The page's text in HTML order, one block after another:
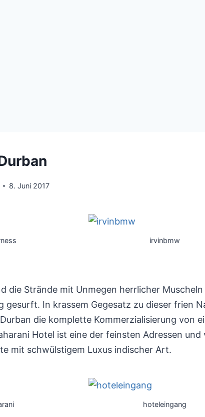
8. Juni 2017
irvinbmw
die Strände mit Unmegen herrlicher
gesurft. In krassem Gegesatz zu dieser frien
die komplette Kommerzialisierung von
Hotel ist eine der feinsten Adressen
mit schwülstigem Luxus indischer Art.
hoteleingang